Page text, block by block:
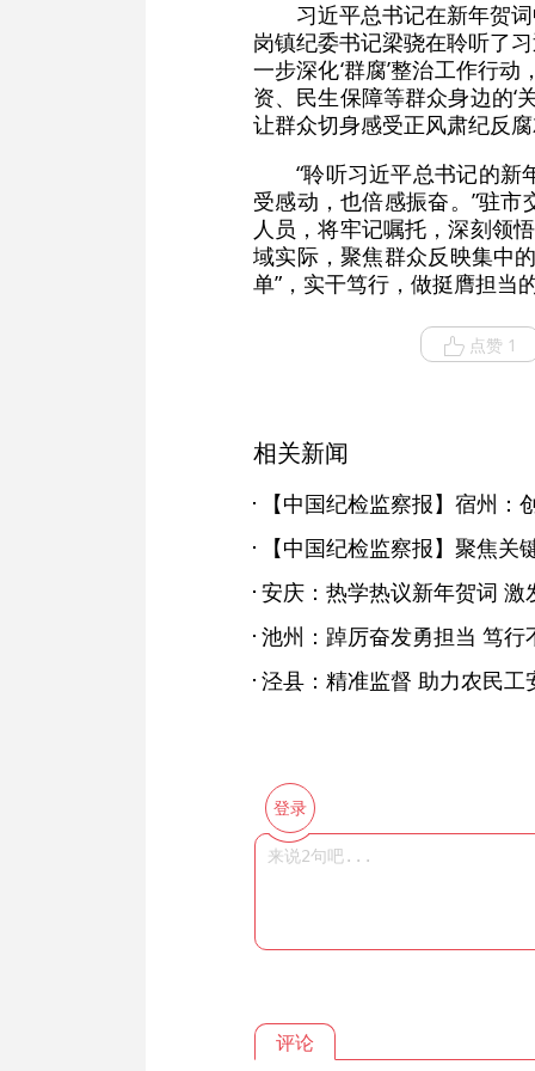
习近平总书记在新年贺
岗镇纪委书记梁骁在聆听了
一步深化‌‘群腐’整治工作行
资、民生保障等群众身边的‘
让群众切身感受正风肃纪反
“聆听习近平总书记的
受感动，也倍感振奋。”驻
人员，将牢记嘱托，深刻领
域实际，聚焦群众反映集中
单”，实干笃行，做挺膺担当
点赞 1
相关新闻
安庆：热学热议新年贺词 激
池州：踔厉奋发勇担当 笃行
泾县：精准监督 助力农民工
登录
评论